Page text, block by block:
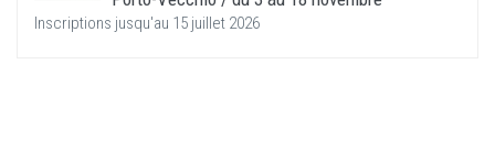
Inscriptions jusqu'au 15 juillet 2026